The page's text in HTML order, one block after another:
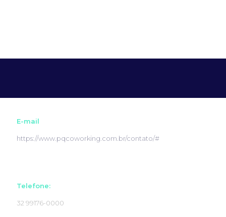
E-mail
https://www.pqcoworking.com.br/contato/#
Telefone:
32 99176-0000